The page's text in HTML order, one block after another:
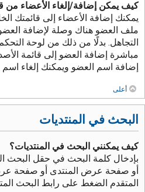
كيف يمكن إضافة/إلغاء الأعضاء من
يمكنك إضافة الأعضاء إلى قائمتك
ملف العضو هناك وصلة لإضافة العضو
التجاهل. بدلًا من ذلك من لوحة
مباشرة إضافة العضو إلى قائمة
إضافة اسم العضو ويمكنك إلغاء
أعلى
البحث في المنتديات
كيف يمكنني البحث في المنتديات؟
بإدخال كلمة البحث في حقل البحث
أو صفحة عرض المنتدى أو صفحة
المتقدم الضغط على رابط البحث